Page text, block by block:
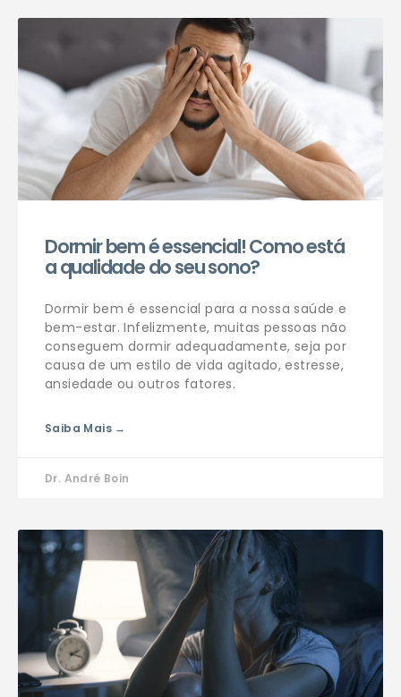
Agendar consulta
Dormir bem é essencial! Como está
a qualidade do seu sono?
Dormir bem é essencial para a nossa saúde e
bem-estar. Infelizmente, muitas pessoas não
conseguem dormir adequadamente, seja por
causa de um estilo de vida agitado, estresse,
ansiedade ou outros fatores.
Saiba Mais →
Dr. André Boin